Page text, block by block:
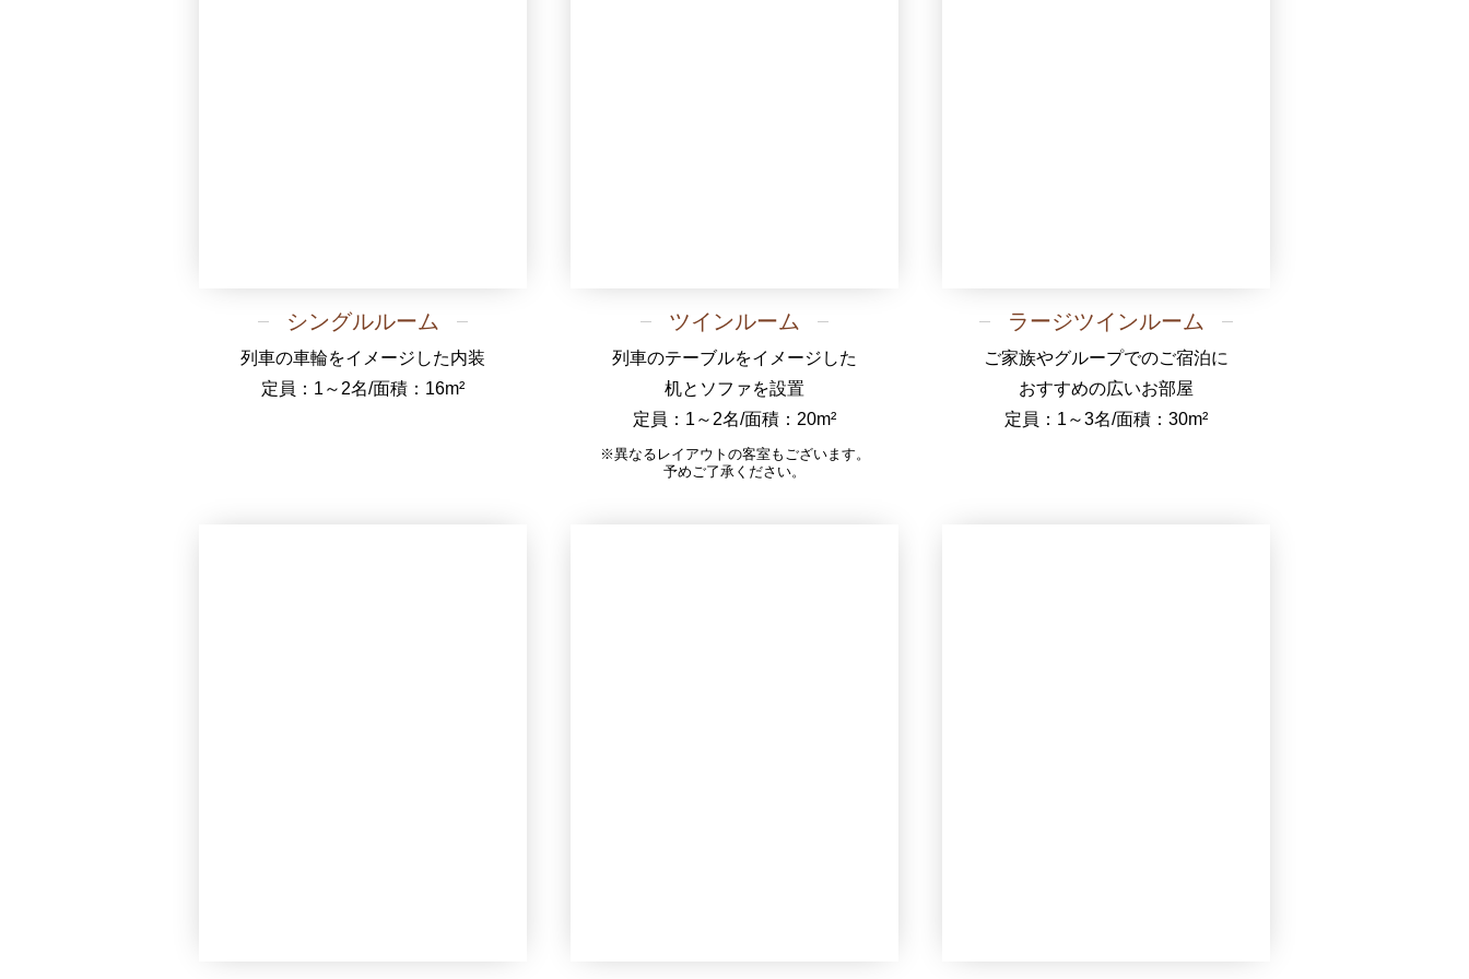
シングルルーム
列車の車輪をイメージした内装
定員：1～2名/面積：16m²
ツインルーム
列車のテーブルをイメージした
机とソファを設置
定員：1～2名/面積：20m²
※異なるレイアウトの客室もございます。
予めご了承ください。
ラージツインルーム
ご家族やグループでのご宿泊に
おすすめの広いお部屋
定員：1～3名/面積：30m²